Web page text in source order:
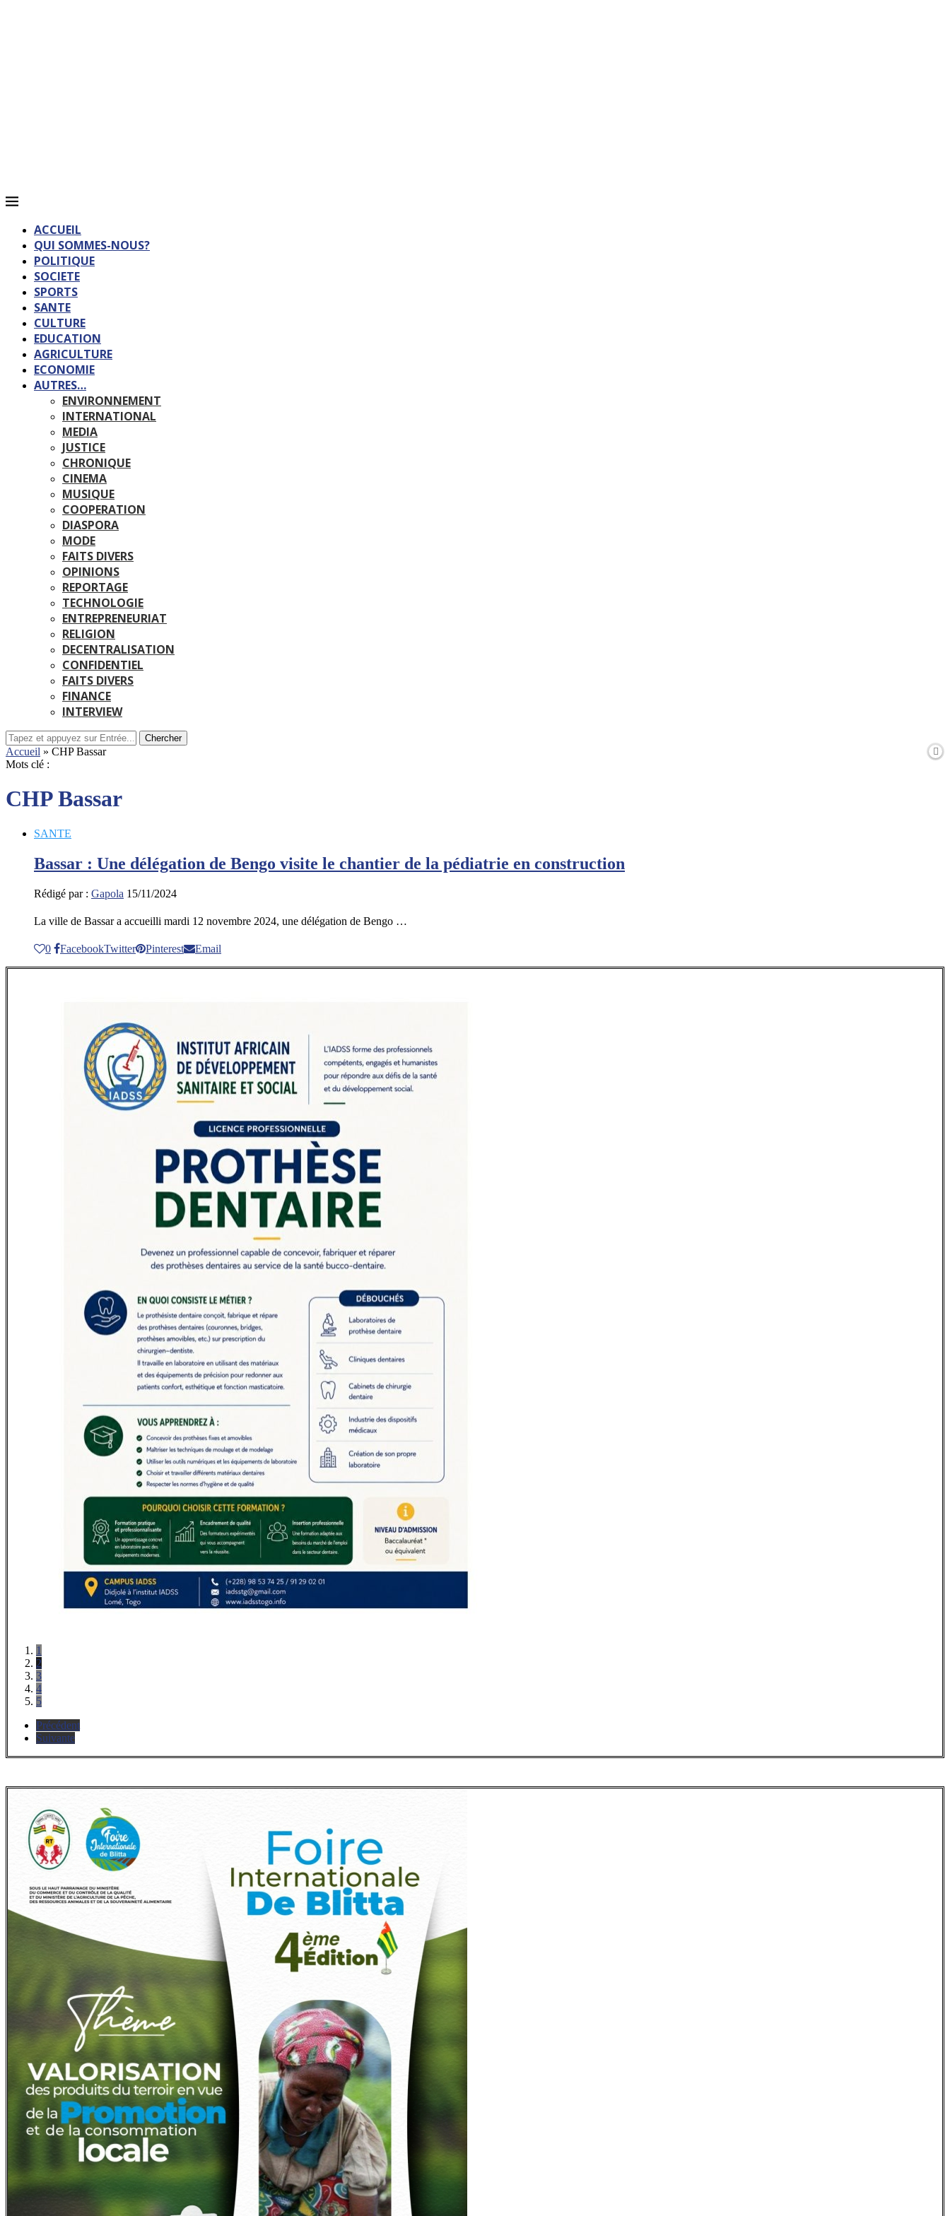
ACCUEIL
QUI SOMMES-NOUS?
POLITIQUE
SOCIETE
SPORTS
SANTE
CULTURE
EDUCATION
AGRICULTURE
ECONOMIE
AUTRES…
ENVIRONNEMENT
INTERNATIONAL
MEDIA
JUSTICE
CHRONIQUE
CINEMA
MUSIQUE
COOPERATION
DIASPORA
MODE
FAITS DIVERS
OPINIONS
REPORTAGE
TECHNOLOGIE
ENTREPRENEURIAT
RELIGION
DECENTRALISATION
CONFIDENTIEL
FAITS DIVERS
FINANCE
INTERVIEW
Chercher
Accueil » CHP Bassar
Mots clé :
CHP Bassar
SANTE
Bassar : Une délégation de Bengo visite le chantier de la pédiatrie en construction
Rédigé par : Gapola 15/11/2024
La ville de Bassar a accueilli mardi 12 novembre 2024, une délégation de Bengo …
0 FacebookTwitter Pinterest Email
1
2
3
4
5
Précédent
Suivante